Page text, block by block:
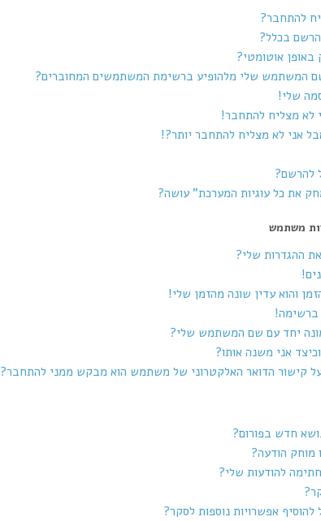
להתחבר?
בכלל?
אוטומטי?
המשתמש שלי מלהופיע ברשימת המשתמשים המחוברים?
שלי!
לא מצליח להתחבר!
אני לא מצליח להתחבר יותר?!
להרשם?
את כל עוגיות המערכת” עושה?
משתמש
ההגדרות שלי?
והוא עדין שונה מהזמן שלי!
ברשימה!
יחד עם שם המשתמש שלי?
אני משנה אותו?
קישור הדואר האלקטרוני של משתמש הוא מבקש ממני להתחבר?
חדש בפורום?
מוחק הודעה?
להודעות שלי?
להוסיף אפשרויות נוספות לסקר?